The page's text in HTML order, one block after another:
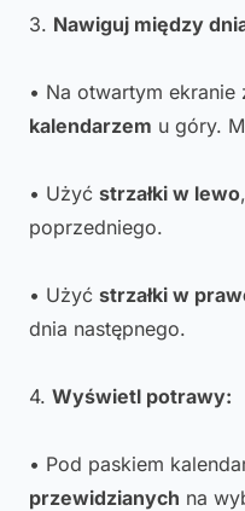
3. Nawiguj między
• Na otwartym ekranie
kalendarzem u góry.
• Użyć strzałki w lewo
poprzedniego.
• Użyć strzałki w
dnia następnego.
4. Wyświetl potrawy:
• Pod paskiem
przewidzianych na